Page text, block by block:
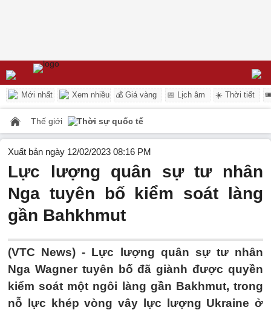
Mới nhất Xem nhiều 💰 Giá vàng 📅 Lịch âm ☀️ Thời tiết
Thế giới Thời sự quốc tế
Xuất bản ngày 12/02/2023 08:16 PM
Lực lượng quân sự tư nhân
Nga tuyên bố kiểm soát làng
gần Bahkhmut
(VTC News) - Lực lượng quân sự tư nhân
Nga Wagner tuyên bố đã giành được quyền
kiểm soát một ngôi làng gần Bakhmut, trong
nỗ lực khép vòng vây lực lượng Ukraine ở